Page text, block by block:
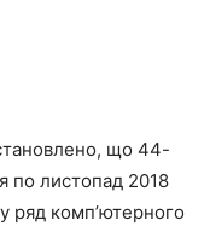
що 44-
по листопад 2018
ряд комп’ютерного